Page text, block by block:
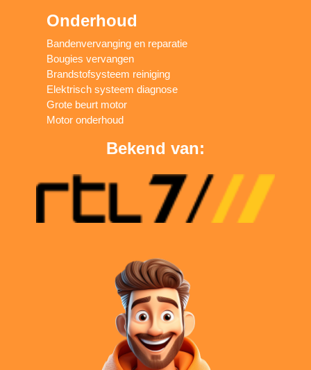
Onderhoud
Bandenvervanging en reparatie
Bougies vervangen
Brandstofsysteem reiniging
Elektrisch systeem diagnose
Grote beurt motor
Motor onderhoud
Bekend van: